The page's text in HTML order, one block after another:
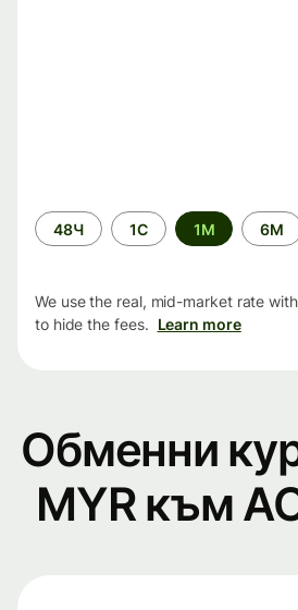
Time
period
48Ч 1С 1М 6М
We use the real, mid-market rate
to hide the fees. Learn more
Обменни
MYR към